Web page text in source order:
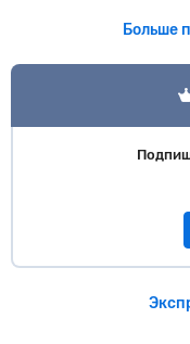
Больше
VIP прогноз